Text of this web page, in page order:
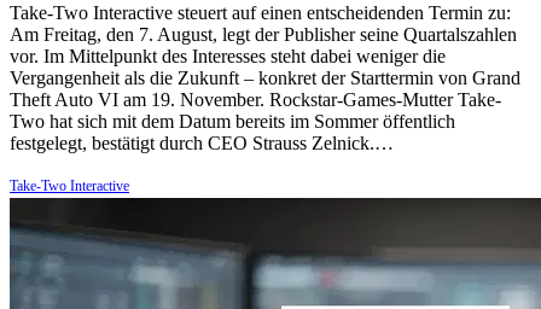
Take-Two Interactive steuert auf einen entscheidenden Termin zu:
Am Freitag, den 7. August, legt der Publisher seine Quartalszahlen
vor. Im Mittelpunkt des Interesses steht dabei weniger die
Vergangenheit als die Zukunft – konkret der Starttermin von Grand
Theft Auto VI am 19. November. Rockstar-Games-Mutter Take-
Two hat sich mit dem Datum bereits im Sommer öffentlich
festgelegt, bestätigt durch CEO Strauss Zelnick.…
Take-Two Interactive